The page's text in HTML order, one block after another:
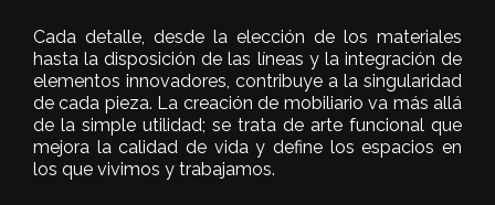
Cada detalle, desde la elección de los materiales
hasta la disposición de las líneas y la integración de
elementos innovadores, contribuye a la singularidad
de cada pieza. La creación de mobiliario va más allá
de la simple utilidad; se trata de arte funcional que
mejora la calidad de vida y define los espacios en
los que vivimos y trabajamos.